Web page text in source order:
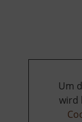
Um
wird